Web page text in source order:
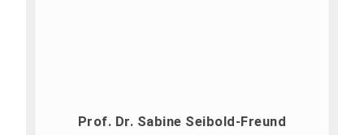
Prof. Dr. Sabine Seibold-Freund